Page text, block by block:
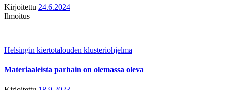
Kirjoitettu 24.6.2024
Ilmoitus
Helsingin kiertotalouden klusteriohjelma
Materiaaleista parhain on olemassa oleva